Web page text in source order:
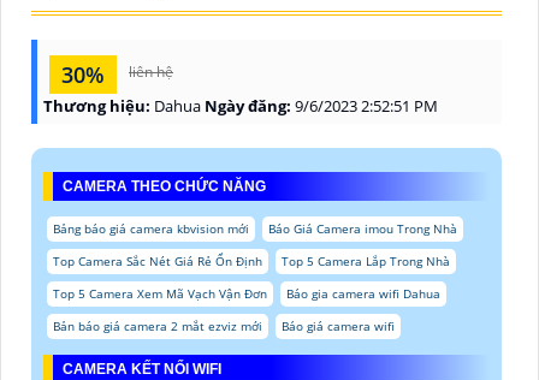
30% liên hệ
Thương hiệu: Dahua Ngày đăng: 9/6/2023 2:52:51 PM
CAMERA THEO CHỨC NĂNG
Bảng báo giá camera kbvision mới
Báo Giá Camera imou Trong Nhà
Top Camera Sắc Nét Giá Rẻ Ổn Định
Top 5 Camera Lắp Trong Nhà
Top 5 Camera Xem Mã Vạch Vận Đơn
Báo gia camera wifi Dahua
Bản báo giá camera 2 mắt ezviz mới
Báo giá camera wifi
CAMERA KẾT NỐI WIFI